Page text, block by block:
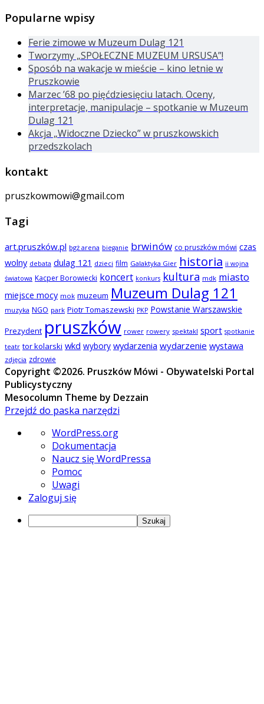
Popularne wpisy
Ferie zimowe w Muzeum Dulag 121
Tworzymy „SPOŁECZNE MUZEUM URSUSA”!
Sposób na wakacje w mieście – kino letnie w
Pruszkowie
Marzec ’68 po pięćdziesięciu latach. Oceny,
interpretacje, manipulacje – spotkanie w Muzeum
Dulag 121
Akcja „Widoczne Dziecko” w pruszkowskich
przedszkolach
kontakt
pruszkowmowi@gmail.com
Tagi
art.pruszków.pl bgż arena bieganie brwinów co pruszków mówi czas
wolny debata dulag 121 dzieci film Galaktyka Gier historia ii wojna
światowa Kacper Borowiecki koncert konkurs kultura mdk miasto
miejsce mocy mok muzeum Muzeum Dulag 121
muzyka NGO park Piotr Tomaszewski PKP Powstanie Warszawskie
Prezydent pruszków rower rowery spektakl sport spotkanie
teatr tor kolarski wkd wybory wydarzenia wydarzenie wystawa
zdjęcia zdrowie
Copyright ©2026. Pruszków Mówi - Obywatelski Portal
Publicystyczny
Mesocolumn Theme by Dezzain
Przejdź do paska narzędzi
WordPressie
WordPress.org
Dokumentacja
Naucz się WordPressa
Pomoc
Uwagi
Zaloguj się
Szukaj